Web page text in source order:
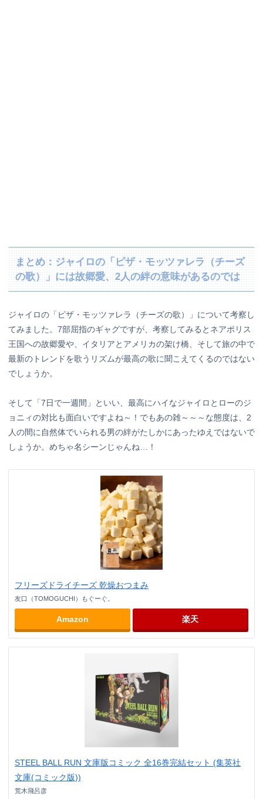
まとめ：ジャイロの「ピザ・モッツァレラ（チーズ
の歌）」には故郷愛、2人の絆の意味があるのでは
ジャイロの「ピザ・モッツァレラ（チーズの歌）」について考察し
てみました。7部屈指のギャグですが、考察してみるとネアポリス
王国への故郷愛や、イタリアとアメリカの架け橋、そして旅の中で
最新のトレンドを歌うリズムが最高の歌に聞こえてくるのではない
でしょうか。
そして「7日で一週間」といい、最高にハイなジャイロとローのジ
ョニィの対比も面白いですよね～！でもあの雑～～～な態度は、2
人の間に自然体でいられる男の絆がたしかにあったゆえではないで
しょうか。めちゃ名シーンじゃんね…！
フリーズドライチーズ 乾燥おつまみ
友口（TOMOGUCHI）もぐーぐ。
Amazon 楽天
STEEL BALL RUN 文庫版コミック 全16巻完結セット (集英社
文庫(コミック版))
荒木飛呂彦